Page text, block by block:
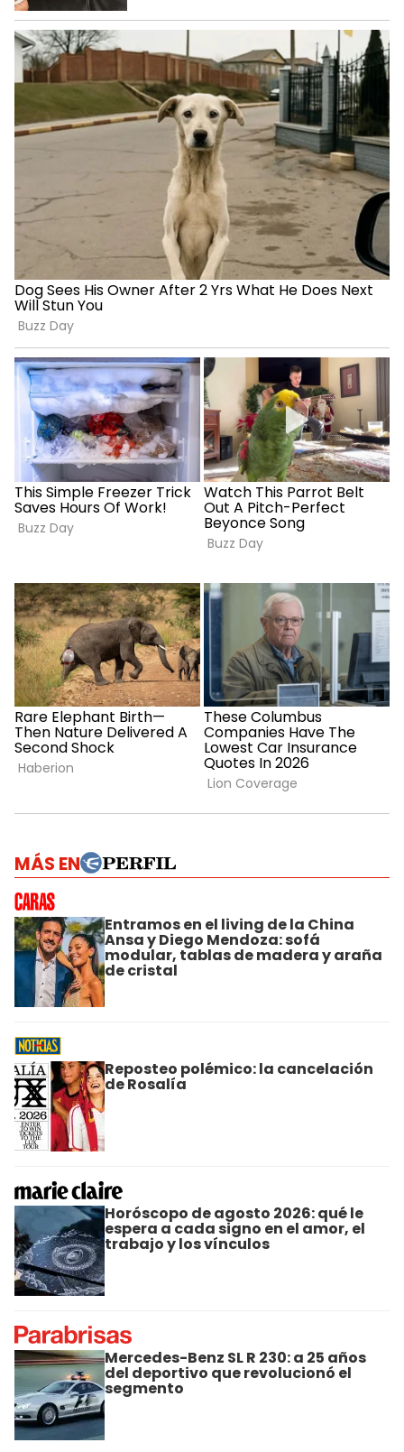
MÁS EN
Entramos en el living de la China
Ansa y Diego Mendoza: sofá
modular, tablas de madera y araña
de cristal
Reposteo polémico: la cancelación
de Rosalía
Horóscopo de agosto 2026: qué le
espera a cada signo en el amor, el
trabajo y los vínculos
Mercedes-Benz SL R 230: a 25 años
del deportivo que revolucionó el
segmento